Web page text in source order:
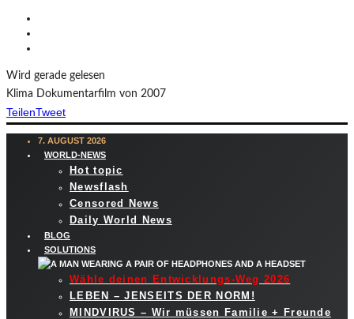
Wird gerade gelesen
Klima Dokumentarfilm von 2007
TeilenTweet
7. AUGUST 2026
WORLD-NEWS
Hot topic
Newsflash
Censored News
Daily World News
BLOG
SOLUTIONS
Wähle deinen Entwicklungs-Weg 2026
LEBEN – JENSEITS DER NORM!
MINDVIRUS – Wir müssen Familie + Freunde